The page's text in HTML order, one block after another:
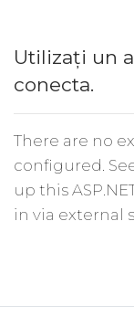
Utilizați un
conecta.
There are no
configured.
up this
in via external